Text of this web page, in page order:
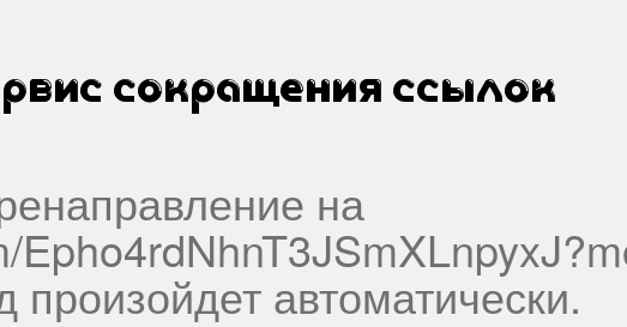
на
произойдет автоматически.